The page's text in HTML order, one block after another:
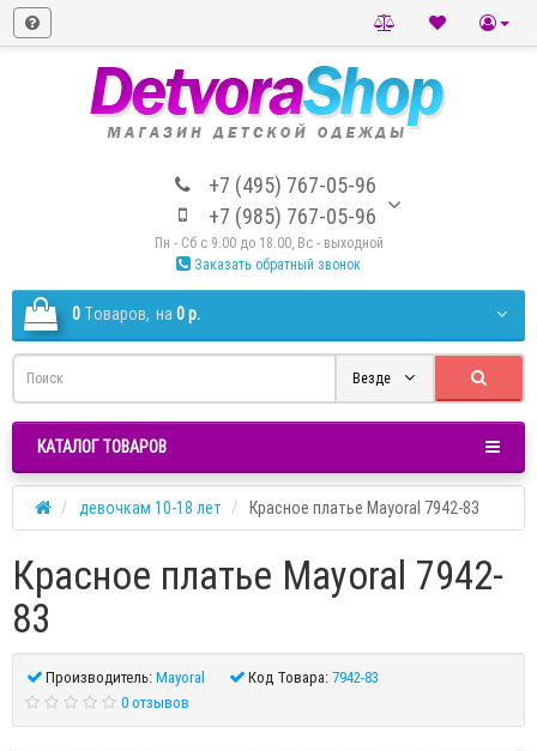
+7 (495) 767-05-96
+7 (985) 767-05-96
Пн - Сб с 9.00 до 18.00, Вс - выходной
Заказать обратный звонок
0 Tоваров, на 0 р.
Везде
КАТАЛОГ ТОВАРОВ
девочкам 10-18 лет Красное платье Mayoral 7942-83
Красное платье Mayoral 7942-
83
Производитель:Mayoral Код Товара:7942-83
0 отзывов